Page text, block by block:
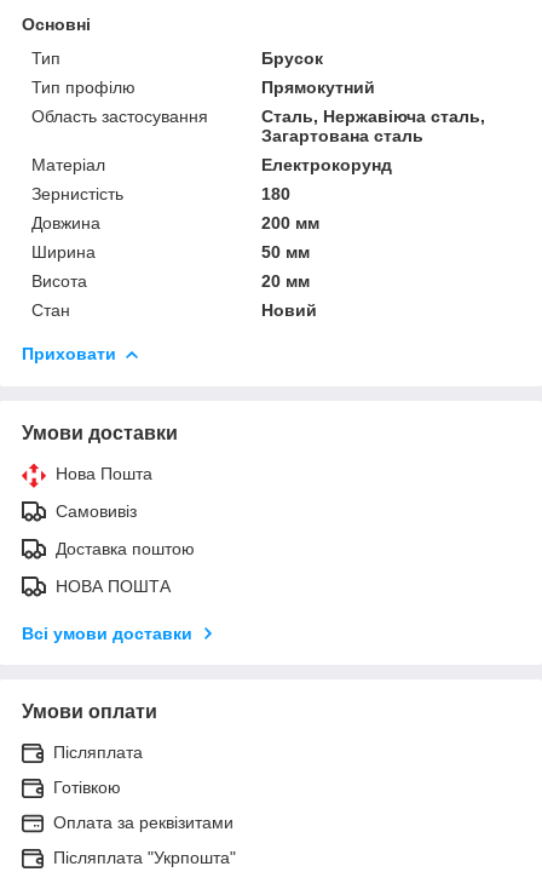
Основні
Тип
Брусок
Тип профілю
Прямокутний
Область застосування
Сталь, Нержавіюча сталь,
Загартована сталь
Матеріал
Електрокорунд
Зернистість
180
Довжина
200 мм
Ширина
50 мм
Висота
20 мм
Стан
Новий
Приховати
Умови доставки
Нова Пошта
Самовивіз
Доставка поштою
НОВА ПОШТА
Всі умови доставки
Умови оплати
Післяплата
Готівкою
Оплата за реквізитами
Післяплата "Укрпошта"